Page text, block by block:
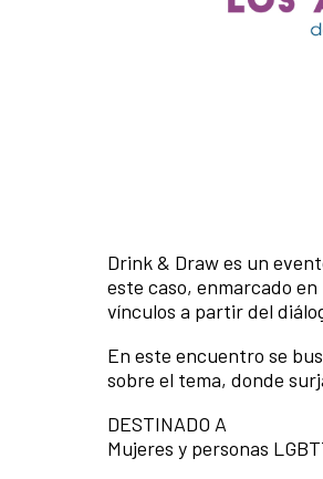
Drink & Draw es un
este caso, enmarcado
vínculos a partir del
En este encuentro se
sobre el tema, donde
DESTINADO A
Mujeres y personas